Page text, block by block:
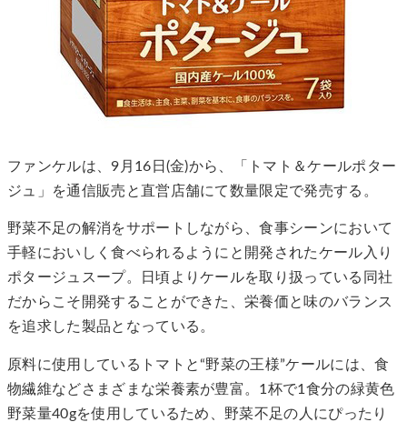
ファンケルは、9月16日(金)から、「トマト＆ケールポター
ジュ」を通信販売と直営店舗にて数量限定で発売する。
野菜不足の解消をサポートしながら、食事シーンにおいて
手軽においしく食べられるようにと開発されたケール入り
ポタージュスープ。日頃よりケールを取り扱っている同社
だからこそ開発することができた、栄養価と味のバランス
を追求した製品となっている。
原料に使用しているトマトと“野菜の王様”ケールには、食
物繊維などさまざまな栄養素が豊富。1杯で1食分の緑黄色
野菜量40gを使用しているため、野菜不足の人にぴったり